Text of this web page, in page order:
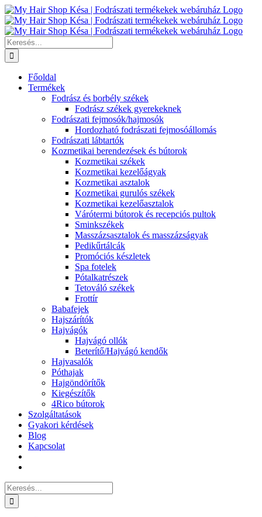
Kihagyás
Keresés...
Főoldal
Termékek
Fodrász és borbély székek
Fodrász székek gyerekeknek
Fodrászati fejmosók/hajmosók
Hordozható fodrászati fejmosóállomás
Fodrászati lábtartók
Kozmetikai berendezések és bútorok
Kozmetikai székek
Kozmetikai kezelőágyak
Kozmetikai asztalok
Kozmetikai gurulós székek
Kozmetikai kezelőasztalok
Várótermi bútorok és recepciós pultok
Sminkszékek
Masszázsasztalok és masszázságyak
Pedikűrtálcák
Promóciós készletek
Spa fotelek
Pótalkatrészek
Tetováló székek
Frottír
Babafejek
Hajszárítók
Hajvágók
Hajvágó ollók
Beterítő/Hajvágó kendők
Hajvasalók
Póthajak
Hajgöndörítők
Kiegészítők
4Rico bútorok
Szolgáltatások
Gyakori kérdések
Blog
Kapcsolat
Keresés...